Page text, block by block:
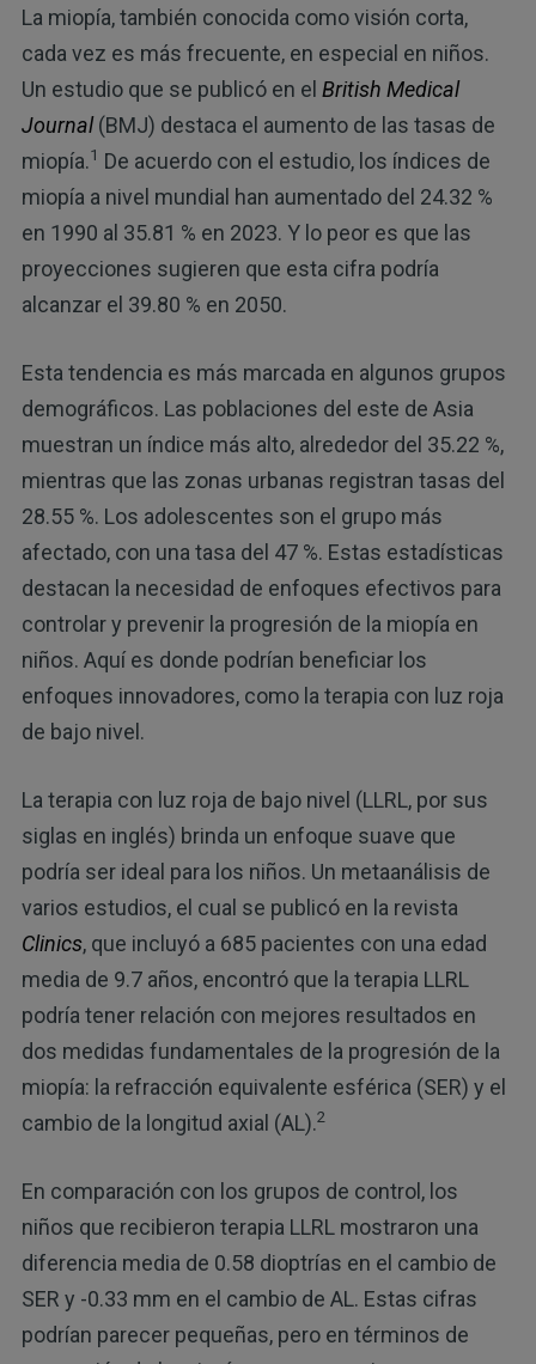
La miopía, también conocida como visión corta,
cada vez es más frecuente, en especial en niños.
Un estudio que se publicó en el British Medical
Journal(BMJ) destaca el aumento de las tasas de
miopía.1 De acuerdo con el estudio, los índices de
miopía a nivel mundial han aumentado del 24.32 %
en 1990 al 35.81 % en 2023. Y lo peor es que las
proyecciones sugieren que esta cifra podría
alcanzar el 39.80 % en 2050.
Esta tendencia es más marcada en algunos grupos
demográficos. Las poblaciones del este de Asia
muestran un índice más alto, alrededor del 35.22 %,
mientras que las zonas urbanas registran tasas del
28.55 %. Los adolescentes son el grupo más
afectado, con una tasa del 47 %. Estas estadísticas
destacan la necesidad de enfoques efectivos para
controlar y prevenir la progresión de la miopía en
niños. Aquí es donde podrían beneficiar los
enfoques innovadores, como la terapia con luz roja
de bajo nivel.
La terapia con luz roja de bajo nivel (LLRL, por sus
siglas en inglés) brinda un enfoque suave que
podría ser ideal para los niños. Un metaanálisis de
varios estudios, el cual se publicó en la revista
Clinics, que incluyó a 685 pacientes con una edad
media de 9.7 años, encontró que la terapia LLRL
podría tener relación con mejores resultados en
dos medidas fundamentales de la progresión de la
miopía: la refracción equivalente esférica (SER) y el
cambio de la longitud axial (AL).2
En comparación con los grupos de control, los
niños que recibieron terapia LLRL mostraron una
diferencia media de 0.58 dioptrías en el cambio de
SER y -0.33 mm en el cambio de AL. Estas cifras
podrían parecer pequeñas, pero en términos de